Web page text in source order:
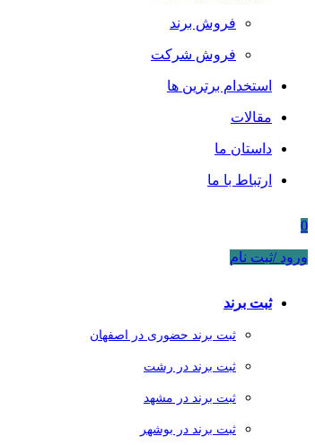
فروش برند
فروش شرکت
استخدام برترین ها
مقالات
داستان ما
ارتباط با ما
0
ورود /ثبت نام
ثبت برند
ثبت برند حضوری در اصفهان
ثبت برند در رشت
ثبت برند در مشهد
ثبت برند در بوشهر